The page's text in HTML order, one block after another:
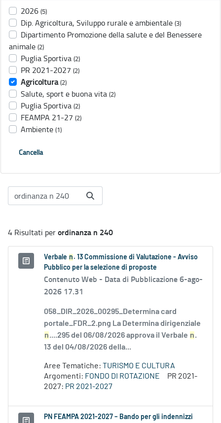
2026 (5)
Dip. Agricoltura, Sviluppo rurale e ambientale (3)
Dipartimento Promozione della salute e del Benessere
animale (2)
Puglia Sportiva (2)
PR 2021-2027 (2)
Agricoltura (2)
Salute, sport e buona vita (2)
Puglia Sportiva (2)
FEAMPA 21-27 (2)
Ambiente (1)
Cancella
4 Risultati perordinanza n 240
Verbale n . 13 Commissione di Valutazione - Avviso
Pubblico per la selezione di proposte
Contenuto Web - Data di Pubblicazione 6-ago-
2026 17.31
058_DIR_2026_00295_Determina card
portale_FDR_2.png La Determina dirigenziale
n....295 del 06/08/2026 approva il Verbale n.
13 del 04/08/2026 della...
Aree Tematiche: TURISMO E CULTURA
Argomenti: FONDO DI ROTAZIONE
PR 2021-
2027: PR 2021-2027
PN FEAMPA 2021-2027 – Bando per gli indennizzi